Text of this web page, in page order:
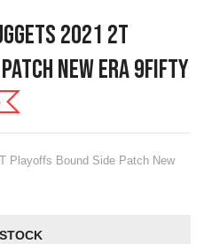
2021 2T
New Era 9fifty
Playoffs Bound Side Patch New